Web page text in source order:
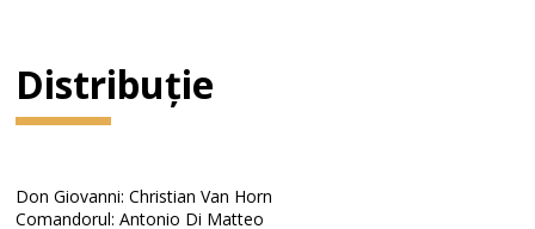
Distribuție
Don Giovanni: Christian Van Horn
Comandorul: Antonio Di Matteo